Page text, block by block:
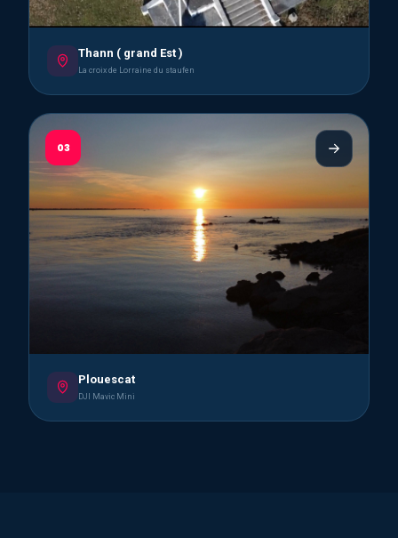
Thann ( grand Est )
La croix de Lorraine du staufen
03
Plouescat
DJI Mavic Mini